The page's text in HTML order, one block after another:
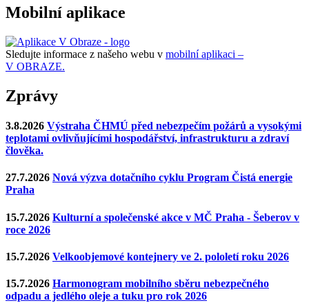
Mobilní aplikace
Sledujte informace z našeho webu v mobilní aplikaci –
V OBRAZE.
Zprávy
3.8.2026 Výstraha ČHMÚ před nebezpečím požárů a vysokými
teplotami ovlivňujícími hospodářství, infrastrukturu a zdraví
člověka.
27.7.2026 Nová výzva dotačního cyklu Program Čistá energie
Praha
15.7.2026 Kulturní a společenské akce v MČ Praha - Šeberov v
roce 2026
15.7.2026 Velkoobjemové kontejnery ve 2. pololetí roku 2026
15.7.2026 Harmonogram mobilního sběru nebezpečného
odpadu a jedlého oleje a tuku pro rok 2026